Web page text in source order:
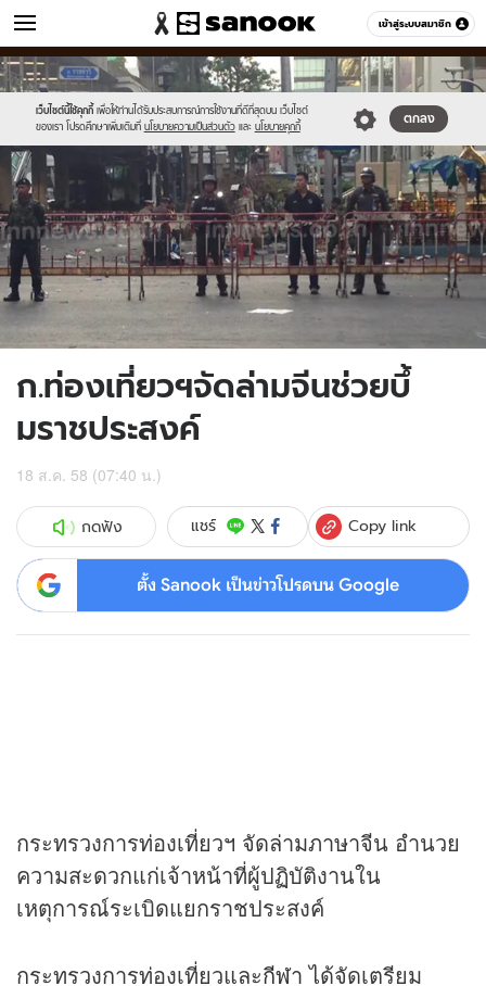
เข้าสู่ระบบสมาชิก
ข่าว หมวดอื่นๆ
เว็บไซต์นี้ใช้คุกกี้ เพื่อให้ท่านได้รับประสบการณ์การใช้งานที่ดีที่สุดบน เว็บไซต์
ของเรา โปรดศึกษาเพิ่มเติมที่ นโยบายความเป็นส่วนตัว และ นโยบายคุกกี้
ตกลง
Sanook
//s.isanook.com/sr/0/images/logo-
new-
sanook.png
600
60
//s.isanook.com/ns/0/ud/369/1849222/639665-
01.jpg
ก.ท่องเที่ยวฯจัดล่ามจีนช่วยบึ้
มราชประสงค์
18 ส.ค. 58 (07:40 น.)
กดฟัง แชร์ Copy link
ตั้ง Sanook เป็นข่าวโปรดบน Google
กระทรวงการท่องเที่ยวฯ จัดล่ามภาษาจีน อำนวย
ความสะดวกแก่เจ้าหน้าที่ผู้ปฏิบัติงานใน
เหตุการณ์ระเบิดแยกราชประสงค์
กระทรวงการท่องเที่ยวและกีฬาได้จัดเตรียม